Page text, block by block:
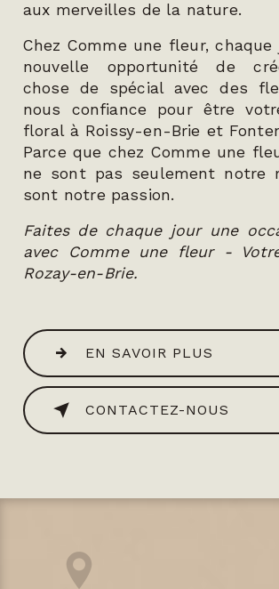
aux merveilles de la nature.
Chez Comme une fleur,
nouvelle opportunité de
chose de spécial avec des
nous confiance pour être
floral à Roissy-en-Brie et
Parce que chez Comme une
ne sont pas seulement notre
sont notre passion.
Faites de chaque jour une
avec Comme une fleur -
Rozay-en-Brie.
EN SAVOIR PLUS
CONTACTEZ-NOUS